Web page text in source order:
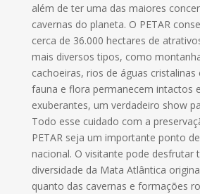
além de ter uma das maiores
cavernas do planeta. O PETAR
cerca de 36.000 hectares de
mais diversos tipos, como
cachoeiras, rios de águas cristalinas
fauna e flora permanecem intactos
exuberantes, um verdadeiro show
Todo esse cuidado com a
PETAR seja um importante ponto
nacional. O visitante pode desfrutar
diversidade da Mata Atlântica
quanto das cavernas e formações